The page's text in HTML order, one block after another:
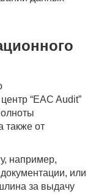
“EAC Audit”
также от
например,
или
за выдачу